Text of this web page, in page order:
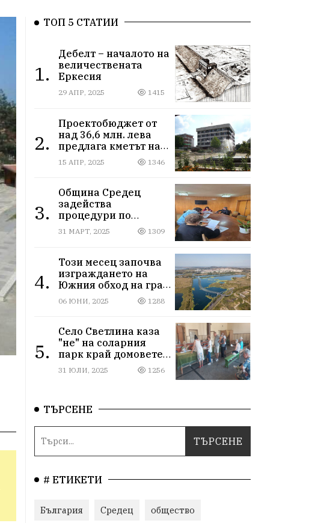
ТОП 5 СТАТИИ
1.
Дебелт – началото на
величествената
Еркесия
29 АПР, 2025 1415
2.
Проектобюджет от
над 36,6 млн. лева
предлага кметът на
община Средец Иван
Кичев за 2025
15 АПР, 2025 1346
3.
Община Средец
задейства
процедури по
използването на
земеделска земя
31 МАРТ, 2025 1309
4.
Този месец започва
изграждането на
Южния обход на град
Бургас
06 ЮНИ, 2025 1288
5.
Село Светлина каза
"не" на соларния
парк край домовете
им
31 ЮЛИ, 2025 1256
ТЪРСЕНЕ
# ЕТИКЕТИ
България Средец общество